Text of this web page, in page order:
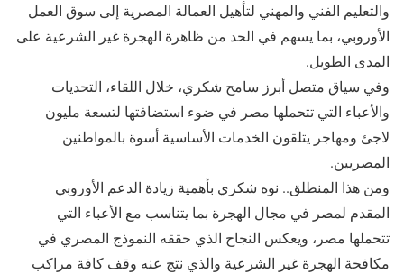
والتعليم الفني والمهني لتأهيل العمالة المصرية إلى سوق العمل
الأوروبي، بما يسهم في الحد من ظاهرة الهجرة غير الشرعية على
المدى الطويل.
وفي سياق متصل أبرز سامح شكري، خلال اللقاء، التحديات
والأعباء التي تتحملها مصر في ضوء استضافتها لتسعة مليون
لاجئ ومهاجر يتلقون الخدمات الأساسية أسوة بالمواطنين
المصريين.
ومن هذا المنطلق.. نوه شكري بأهمية زيادة الدعم الأوروبي
المقدم لمصر في مجال الهجرة بما يتناسب مع الأعباء التي
تتحملها مصر، ويعكس النجاح الذي حققه النموذج المصري في
مكافحة الهجرة غير الشرعية والذي نتج عنه وقف كافة مراكب